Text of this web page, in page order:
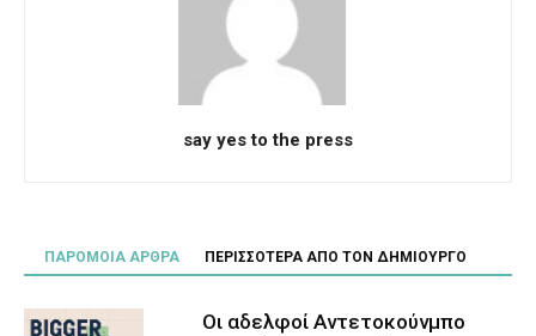
say yes to the press
ΠΑΡΟΜΟΙΑ ΑΡΘΡΑ ΠΕΡΙΣΣΟΤΕΡΑ ΑΠΟ ΤΟΝ ΔΗΜΙΟΥΡΓΟ
Οι αδελφοί Αντετοκούνμπο